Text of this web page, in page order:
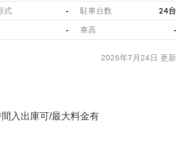
式 - 駐車台数 24台
- 車高 -
2026年7月24日 更新
入出庫可/最大料金有